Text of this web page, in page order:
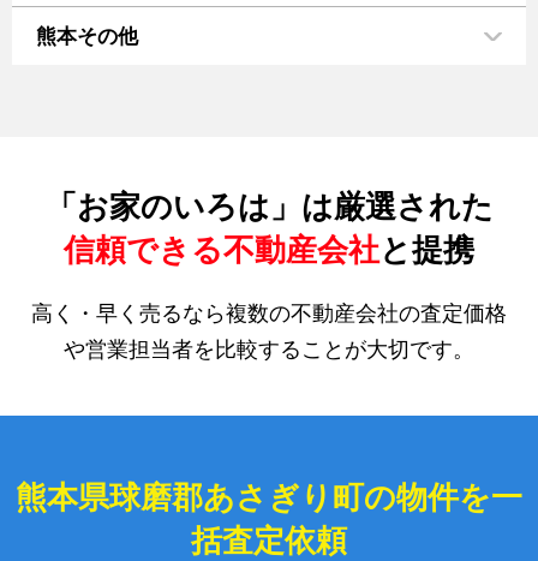
熊本その他
「お家のいろは」は厳選された
信頼できる不動産会社と提携
高く・早く売るなら複数の不動産会社の査定価格
や営業担当者を比較することが大切です。
熊本県球磨郡あさぎり町の物件を一
括査定依頼